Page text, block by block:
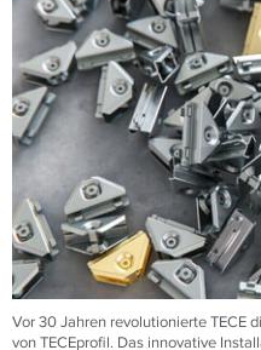
Vor 30 Jahren revolutionierteTECE
vonTECEprofil. Das innovative